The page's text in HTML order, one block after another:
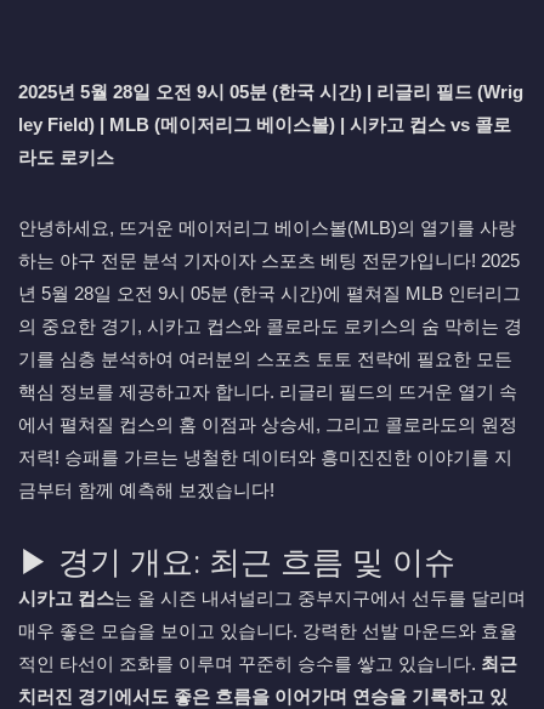
2025년 5월 28일 오전 9시 05분 (한국 시간) | 리글리 필드 (Wrig
ley Field) | MLB (메이저리그 베이스볼) | 시카고 컵스 vs 콜로
라도 로키스
안녕하세요, 뜨거운 메이저리그 베이스볼(MLB)의 열기를 사랑
하는 야구 전문 분석 기자이자 스포츠 베팅 전문가입니다! 2025
년 5월 28일 오전 9시 05분 (한국 시간)에 펼쳐질 MLB 인터리그
의 중요한 경기, 시카고 컵스와 콜로라도 로키스의 숨 막히는 경
기를 심층 분석하여 여러분의 스포츠 토토 전략에 필요한 모든
핵심 정보를 제공하고자 합니다. 리글리 필드의 뜨거운 열기 속
에서 펼쳐질 컵스의 홈 이점과 상승세, 그리고 콜로라도의 원정
저력! 승패를 가르는 냉철한 데이터와 흥미진진한 이야기를 지
금부터 함께 예측해 보겠습니다!
▶ 경기 개요: 최근 흐름 및 이슈
시카고 컵스는 올 시즌 내셔널리그 중부지구에서 선두를 달리며
매우 좋은 모습을 보이고 있습니다. 강력한 선발 마운드와 효율
적인 타선이 조화를 이루며 꾸준히 승수를 쌓고 있습니다. 최근
치러진 경기에서도 좋은 흐름을 이어가며 연승을 기록하고 있